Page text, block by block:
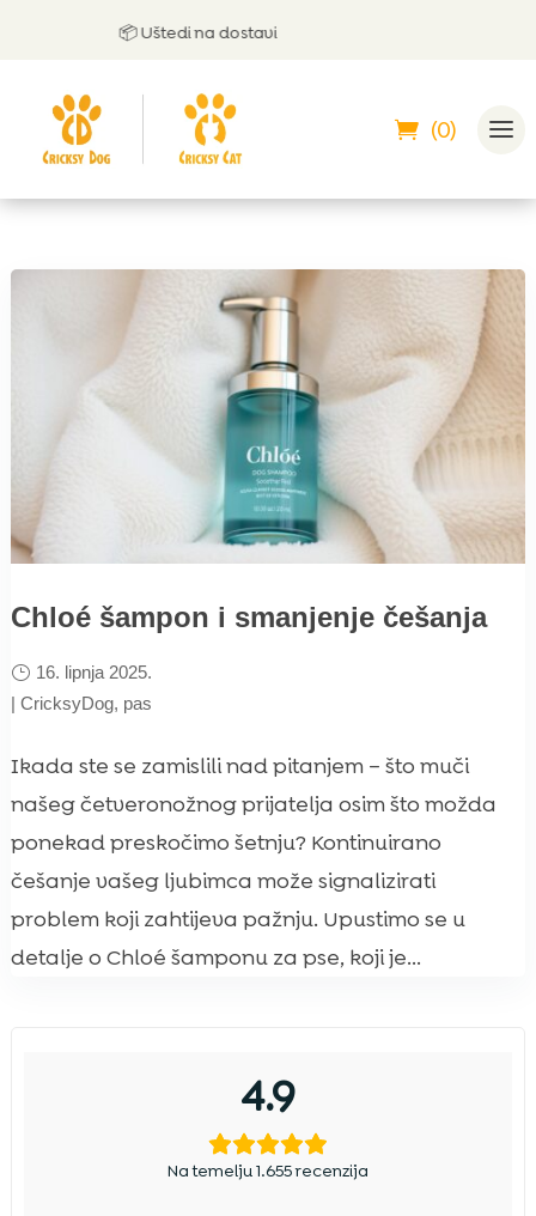
📦 Uštedi na dostavi
(0)
Chloé šampon i smanjenje češanja
16. lipnja 2025.
| CricksyDog, pas
Ikada ste se zamislili nad pitanjem – što muči
našeg četveronožnog prijatelja osim što možda
ponekad preskočimo šetnju? Kontinuirano
češanje vašeg ljubimca može signalizirati
problem koji zahtijeva pažnju. Upustimo se u
detalje o Chloé šamponu za pse, koji je...
4.9
Na temelju 1.655 recenzija